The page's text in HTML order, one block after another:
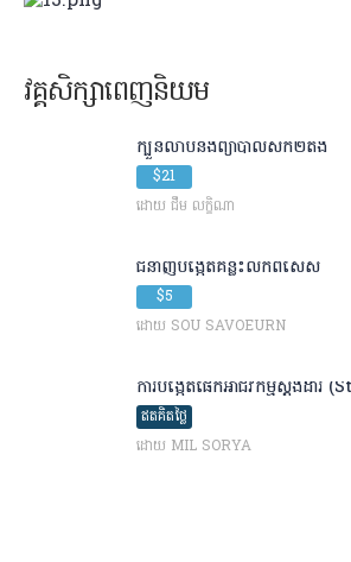
វគ្គសិក្សាពេញនិយម
ក្បួនលាបនិងព្យាបាលសក់​២តង់
$21
ដោយ ជឹម លក្ខិណា
ជំនាញបង្កើត​គន្លឹះលក់​ពិសេស
$5
ដោយ SOU SAVOEURN
ការបង្កើតផេកអាជីវកម្មស្តង់ដារ
ឥតគិតថ្លៃ
ដោយ MIL SORYA